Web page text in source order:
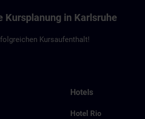
in Karlsruhe
Kursaufenthalt!
Hotels
Hotel Rio